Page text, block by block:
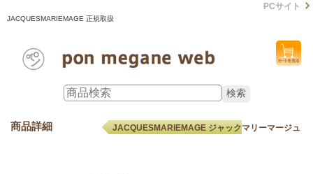
JACQUESMARIEMAGE 正規取扱
PCサイト
商品詳細 JACQUESMARIEMAGE ジャックマリーマージュ